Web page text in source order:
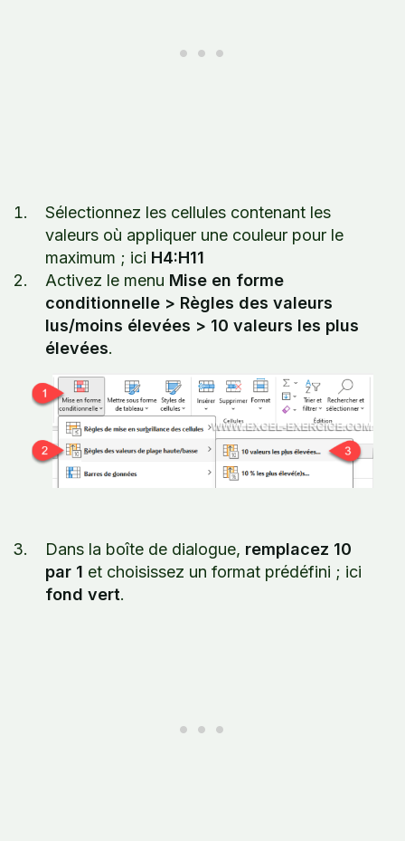
Sélectionnez les cellules contenant les
valeurs où appliquer une couleur pour le
maximum ; ici H4:H11
Activez le menu Mise en forme
conditionnelle > Règles des valeurs
lus/moins élevées > 10 valeurs les plus
élevées.
Dans la boîte de dialogue, remplacez 10
par 1 et choisissez un format prédéfini ; ici
fond vert.